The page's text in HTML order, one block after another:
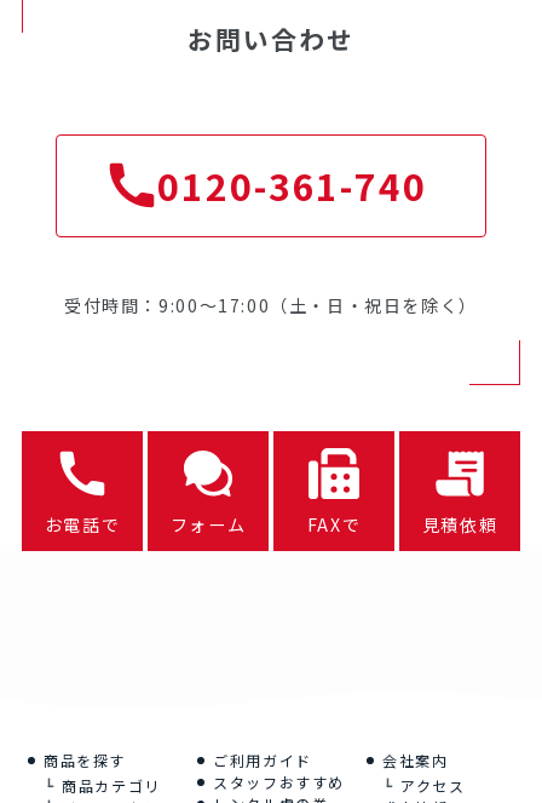
お問い合わせ
0120-361-740
受付時間：9:00～17:00（土・日・祝日を除く）
お電話で フォーム FAXで 見積依頼
商品を探す
商品カテゴリ
ご利用ガイド
スタッフおすすめ
会社案内
アクセス